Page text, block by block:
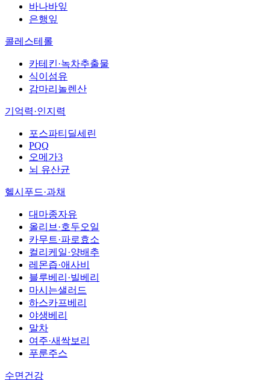
바나바잎
은행잎
콜레스테롤
카테킨·녹차추출물
식이섬유
감마리놀렌산
기억력·인지력
포스파티딜세린
PQQ
오메가3
뇌 유산균
헬시푸드·과채
대마종자유
올리브·호두오일
카무트·파로효소
컬리케일·양배추
레몬즙·애사비
블루베리·빌베리
마시는샐러드
하스카프베리
야생베리
말차
여주·새싹보리
푸룬주스
수면건강